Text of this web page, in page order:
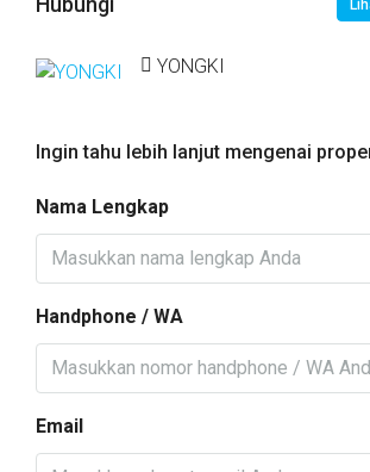
YONGKI
Ingin tahu lebih lanjut mengenai
Nama Lengkap
Handphone / WA
Email